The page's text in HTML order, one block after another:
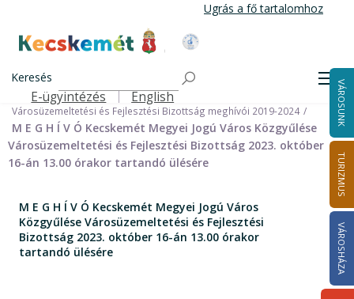
tartalomra
Ugrás a fő tartalomhoz
Kecskemét Város Honlapja
Keresés
Felső navigáció
E-ügyintézés English VÁROSUNK
TURIZMUS
VÁROSHÁZA
Önkormányzat
Bizottságok 2014-2024
Városüzemeltetési és Fejlesztési Bizottság 2019-2024
Városüzemeltetési és Fejlesztési Bizottság meghívói 2019-2024
M E G H Í V Ó Kecskemét Megyei Jogú Város Közgyűlése
Városüzemeltetési és Fejlesztési Bizottság 2023. október
16-án 13.00 órakor tartandó ülésére
M E G H Í V Ó Kecskemét Megyei Jogú Város
Közgyűlése Városüzemeltetési és Fejlesztési
Bizottság 2023. október 16-án 13.00 órakor
tartandó ülésére